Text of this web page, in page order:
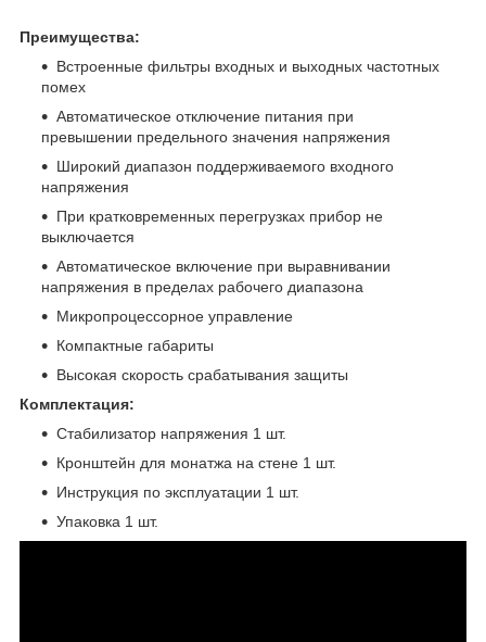
Преимущества:
Встроенные фильтры входных и выходных частотных
помех
Автоматическое отключение питания при
превышении предельного значения напряжения
Широкий диапазон поддерживаемого входного
напряжения
При кратковременных перегрузках прибор не
выключается
Автоматическое включение при выравнивании
напряжения в пределах рабочего диапазона
Микропроцессорное управление
Компактные габариты
Высокая скорость срабатывания защиты
Комплектация:
Стабилизатор напряжения 1 шт.
Кронштейн для монатжа на стене 1 шт.
Инструкция по эксплуатации 1 шт.
Упаковка 1 шт.